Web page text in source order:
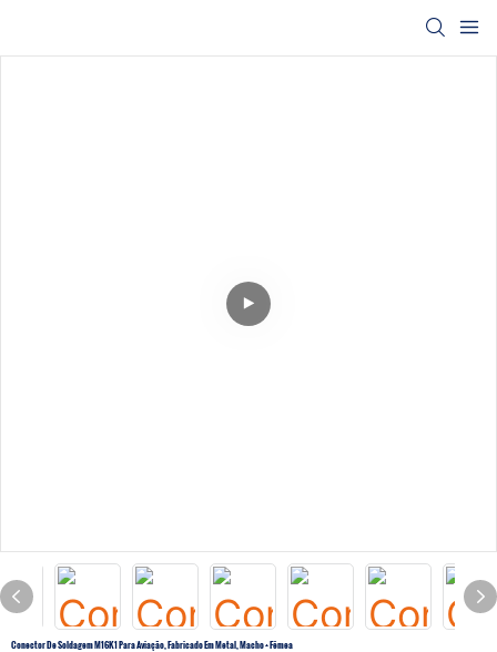
Conector De Soldagem M16K1 Para Aviação, Fabricado Em Metal, Macho + Fêmea